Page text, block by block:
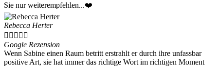
Sie nur weiterempfehlen...❤️
Rebecca Herter
    
Google Rezension
Wenn Sabine einen Raum betritt erstrahlt er durch ihre unfassbar
positive Art, sie hat immer das richtige Wort im richtigen Moment